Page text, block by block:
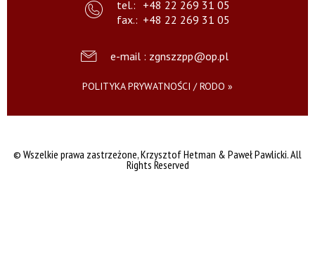
tel.: +48 22 269 31 05
fax.: +48 22 269 31 05
e-mail : zgnszzpp@op.pl
POLITYKA PRYWATNOŚCI / RODO »
© Wszelkie prawa zastrzeżone,Krzysztof Hetman & Paweł Pawlicki. All
Rights Reserved